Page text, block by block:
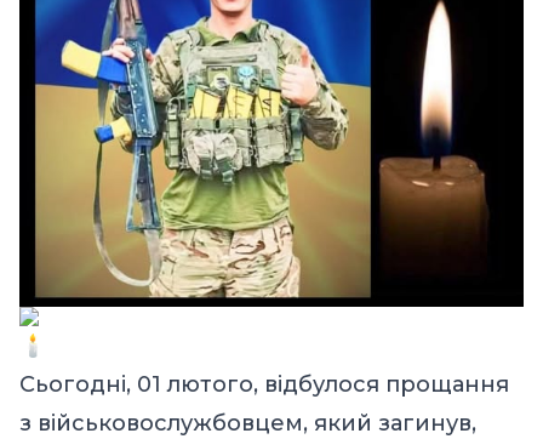
Сьогодні, 01 лютого, відбулося прощання
з військовослужбовцем, який загинув,